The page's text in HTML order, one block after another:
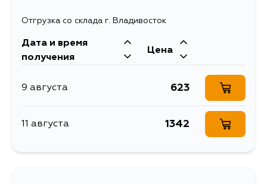
Отгрузка со склада г. Владивосток
Дата и время
получения
Цена
9 августа 623
11 августа 1342